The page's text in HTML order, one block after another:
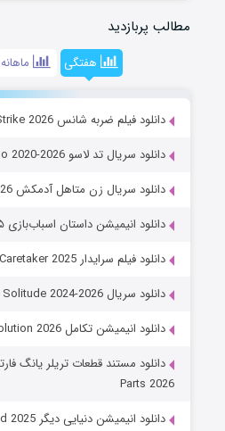
مطالب پربازدید
هفتگی ماهانه
دانلود فیلم ضربه شانس Lucky Strike 2026
دانلود سریال تد لاسو Ted Lasso 2020-2026
دانلود سریال زن متاهل آدمکش A Bona Fide Killer 2026
دانلود انیمیشن داستان اسباب‌بازی ۵ Toy Story 5 (2026)
دانلود فیلم سرایدار The Caretaker 2025
دانلود سریال One Hundred Years of Solitude 2024-2026
دانلود انیمیشن تکامل Evolution 2026
Parts 2026
دانلود انیمیشن دنیایی دیگر Another World 2025